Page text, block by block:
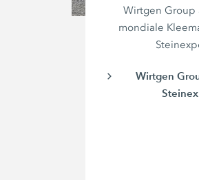
Wirtgen Group
mondiale
Wirtgen